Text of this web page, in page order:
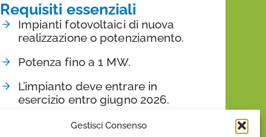
Gestisci Consenso
Requisiti essenziali
Impianti fotovoltaici di nuova
realizzazione o potenziamento.
Potenza fino a 1 MW.
L’impianto deve entrare in
esercizio entro giugno 2026.